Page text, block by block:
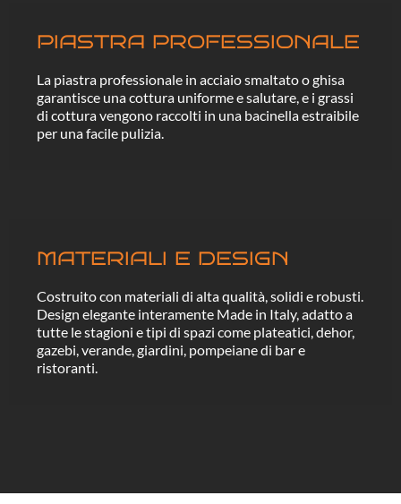
PIASTRA PROFESSIONALE
La piastra professionale in acciaio smaltato o ghisa
garantisce una cottura uniforme e salutare, e i grassi
di cottura vengono raccolti in una bacinella estraibile
per una facile pulizia.
MATERIALI E DESIGN
Costruito con materiali di alta qualità, solidi e robusti.
Design elegante interamente Made in Italy, adatto a
tutte le stagioni e tipi di spazi come plateatici, dehor,
gazebi, verande, giardini, pompeiane di bar e
ristoranti.